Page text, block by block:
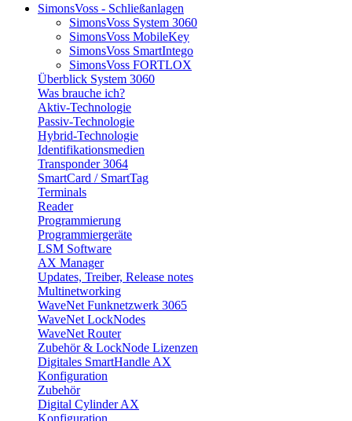
SimonsVoss - Schließanlagen
SimonsVoss System 3060
SimonsVoss MobileKey
SimonsVoss SmartIntego
SimonsVoss FORTLOX
Überblick System 3060
Was brauche ich?
Aktiv-Technologie
Passiv-Technologie
Hybrid-Technologie
Identifikationsmedien
Transponder 3064
SmartCard / SmartTag
Terminals
Reader
Programmierung
Programmiergeräte
LSM Software
AX Manager
Updates, Treiber, Release notes
Multinetworking
WaveNet Funknetzwerk 3065
WaveNet LockNodes
WaveNet Router
Zubehör & LockNode Lizenzen
Digitales SmartHandle AX
Konfiguration
Zubehör
Digital Cylinder AX
Konfiguration